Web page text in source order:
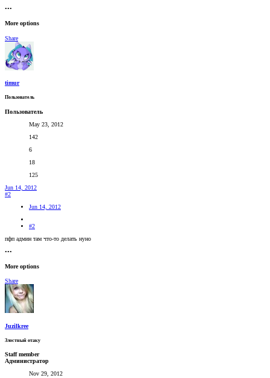
•••
More options
Share
timur
Пользователь
Пользователь
May 23, 2012
142
6
18
125
Jun 14, 2012
#2
Jun 14, 2012
#2
пфп админ там что-то делать нуно
•••
More options
Share
Juzilkree
Злостный отаку
Staff member
Администратор
Nov 29, 2012